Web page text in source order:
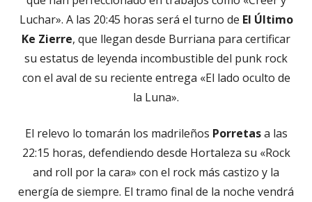
Luchar». A las 20:45 horas será el turno de El Último
Ke Zierre, que llegan desde Burriana para certificar
su estatus de leyenda incombustible del punk rock
con el aval de su reciente entrega «El lado oculto de
la Luna».
El relevo lo tomarán los madrileños Porretasa las
22:15 horas, defendiendo desde Hortaleza su «Rock
and roll por la cara» con el rock más castizo y la
energía de siempre. El tramo final de la noche vendrá